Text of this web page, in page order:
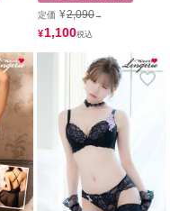
定価 ¥2,090→
¥1,100